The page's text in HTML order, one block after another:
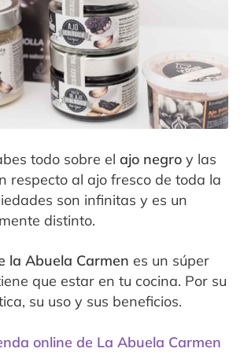
todo sobre el ajo negro y las
respecto al ajo fresco de toda la
son infinitas y es un
distinto.
la Abuela Carmen es un súper
que estar en tu cocina. Por su
su uso y sus beneficios.
online de La Abuela Carmen